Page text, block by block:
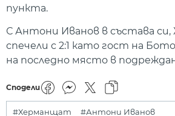
пункта.
С Антони Иванов в състава
спечели с 2:1 като гост на
на последно място в
Сподели
#Херманщат
#Антони Иванов